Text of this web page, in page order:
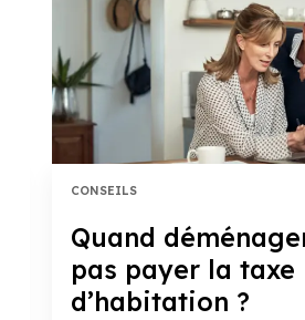
CONSEILS
Quand
pas payer la taxe
d’habitation ?